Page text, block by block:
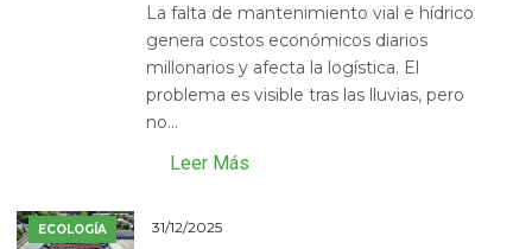
La falta de mantenimiento vial e hídrico
genera costos económicos diarios
millonarios y afecta la logística. El
problema es visible tras las lluvias, pero
no...
Leer Más
ECOLOGÍA 31/12/2025